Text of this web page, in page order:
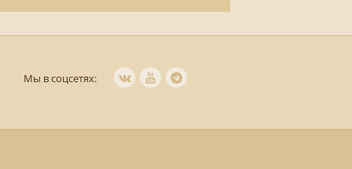
Мы в соцсетях: